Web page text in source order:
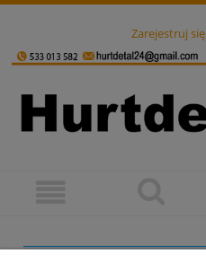
Zarejestruj się